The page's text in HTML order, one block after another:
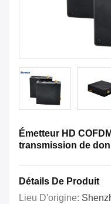
Émetteur HD
transmission de
Détails De Produit
Lieu D'origine: